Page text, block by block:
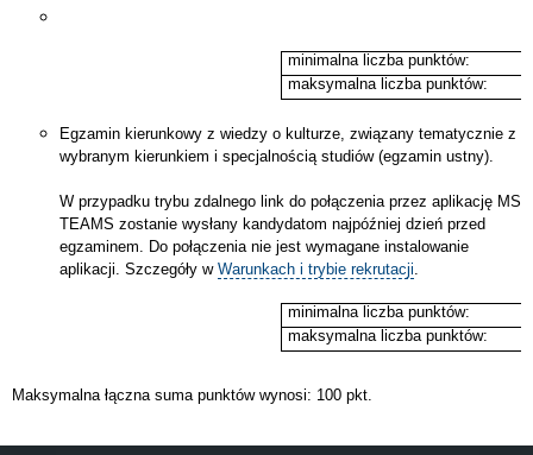
minimalna liczba punktów:
maksymalna liczba punktów:
Egzamin kierunkowy z wiedzy o kulturze, związany tematycznie z
wybranym kierunkiem i specjalnością studiów (egzamin ustny).
W przypadku trybu zdalnego link do połączenia przez aplikację MS
TEAMS zostanie wysłany kandydatom najpóźniej dzień przed
egzaminem. Do połączenia nie jest wymagane instalowanie
aplikacji. Szczegóły w Warunkach i trybie rekrutacji
minimalna liczba punktów:
maksymalna liczba punktów:
Maksymalna łączna suma punktów wynosi: 100 pkt.